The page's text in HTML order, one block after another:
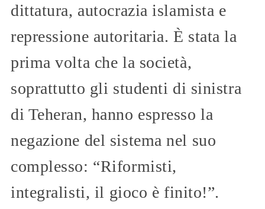
dittatura, autocrazia islamista e
repressione autoritaria. È stata la
prima volta che la società,
soprattutto gli studenti di sinistra
di Teheran, hanno espresso la
negazione del sistema nel suo
complesso: “Riformisti,
integralisti, il gioco è finito!”.